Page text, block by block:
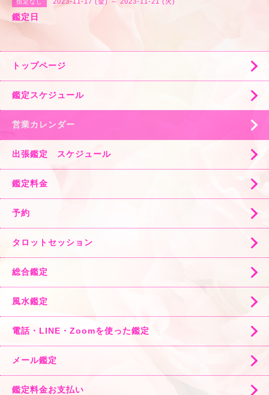
指定なし
鑑定日
トップページ
鑑定スケジュール
営業カレンダー
出張鑑定 スケジュール
鑑定料金
予約
タロットセッション
総合鑑定
風水鑑定
電話・LINE・Zoomを使った鑑定
メール鑑定
鑑定料金お支払い